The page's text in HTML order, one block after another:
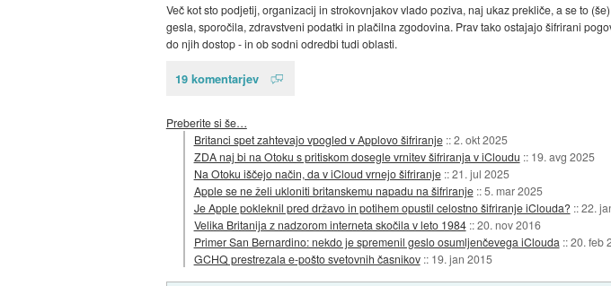
Več kot sto podjetij, organizacij in strokovnjakov vlado poziva, naj ukaz prekliče, a se to
gesla, sporočila, zdravstveni podatki in plačilna zgodovina. Prav tako ostajajo šifrirani
do njih dostop - in ob sodni odredbi tudi oblasti.
19 komentarjev
Preberite si še…
Britanci spet zahtevajo vpogled v Applovo šifriranje ::2. okt 2025
ZDA naj bi na Otoku s pritiskom dosegle vrnitev šifriranja v iCloudu :: 19. avg 2025
Na Otoku iščejo način, da v iCloud vrnejo šifriranje ::21. jul 2025
Apple se ne želi ukloniti britanskemu napadu na šifriranje ::5. mar 2025
Je Apple pokleknil pred državo in potihem opustil celostno šifriranje iClouda? ::22.
Velika Britanija z nadzorom interneta skočila v leto 1984 ::20. nov 2016
Primer San Bernardino: nekdo je spremenil geslo osumljenčevega iClouda ::20. feb
GCHQ prestrezala e-pošto svetovnih časnikov :: 19. jan 2015